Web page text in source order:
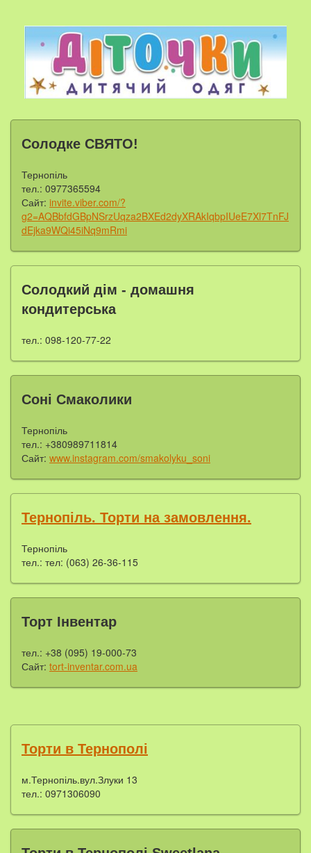
Солодке СВЯТО!
Тернопіль
тел.: 0977365594
Сайт: invite.viber.com/?
g2=AQBbfdGBpNSrzUqza2BXEd2dyXRAkIqbpIUeE7Xl7TnFJ
dEjka9WQi45iNq9mRmi
Солодкий дім - домашня
кондитерська
тел.: 098-120-77-22
Соні Смаколики
Тернопіль
тел.: +380989711814
Сайт: www.instagram.com/smakolyku_soni
Тернопіль. Торти на замовлення.
Тернопіль
тел.: тел: (063) 26-36-115
Торт Інвентар
тел.: +38 (095) 19-000-73
Сайт: tort-inventar.com.ua
Торти в Тернополі
м.Тернопіль.вул.Злуки 13
тел.: 0971306090